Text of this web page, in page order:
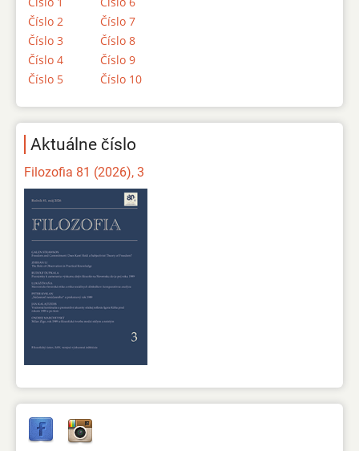
Číslo 2
Číslo 3
Číslo 4
Číslo 5
Číslo 7
Číslo 8
Číslo 9
Číslo 10
Aktuálne číslo
Filozofia 81 (2026), 3